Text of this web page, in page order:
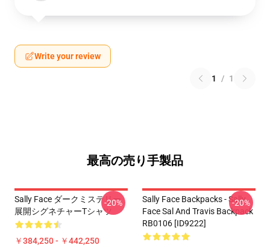
Write your review
1 / 1
最高の売り手製品
Sally Face ダークミステリー
展開シグネチャーTシャツ
￥384,250 - ￥442,250
-20%
Sally Face Backpacks - Sally
Face Sal And Travis Backpack
RB0106 [ID9222]
-20%